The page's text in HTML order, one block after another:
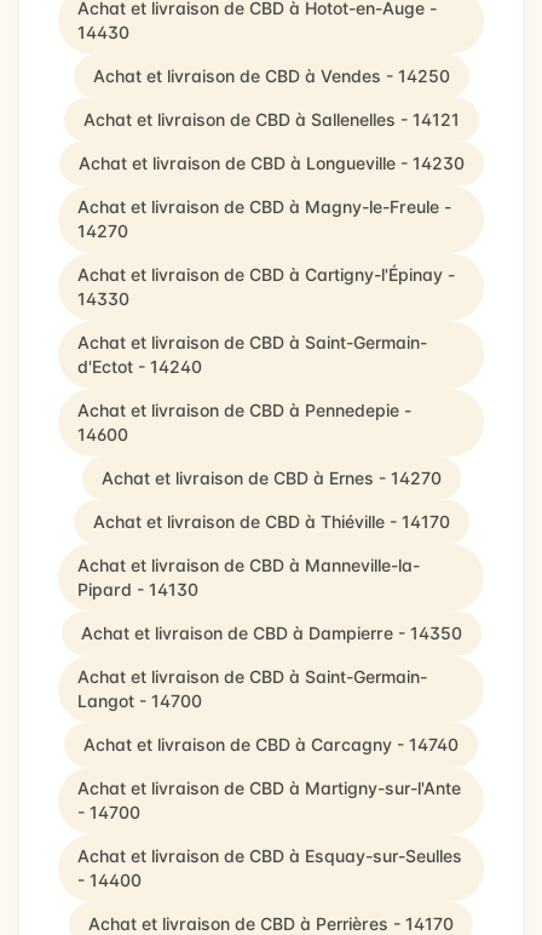
Achat et livraison de CBD à Hotot-en-Auge -
14430
Achat et livraison de CBD à Vendes - 14250
Achat et livraison de CBD à Sallenelles - 14121
Achat et livraison de CBD à Longueville - 14230
Achat et livraison de CBD à Magny-le-Freule -
14270
Achat et livraison de CBD à Cartigny-l'Épinay -
14330
Achat et livraison de CBD à Saint-Germain-
d'Ectot - 14240
Achat et livraison de CBD à Pennedepie -
14600
Achat et livraison de CBD à Ernes - 14270
Achat et livraison de CBD à Thiéville - 14170
Achat et livraison de CBD à Manneville-la-
Pipard - 14130
Achat et livraison de CBD à Dampierre - 14350
Achat et livraison de CBD à Saint-Germain-
Langot - 14700
Achat et livraison de CBD à Carcagny - 14740
Achat et livraison de CBD à Martigny-sur-l'Ante
- 14700
Achat et livraison de CBD à Esquay-sur-Seulles
- 14400
Achat et livraison de CBD à Perrières - 14170